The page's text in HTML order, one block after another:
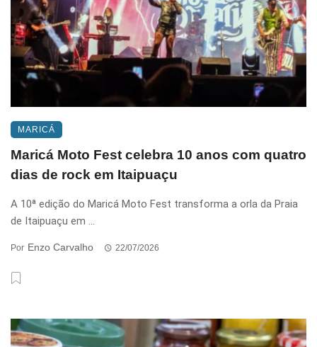
MARICÁ
Maricá Moto Fest celebra 10 anos com quatro
dias de rock em Itaipuaçu
A 10ª edição do Maricá Moto Fest transforma a orla da Praia
de Itaipuaçu em ...
Por Enzo Carvalho 22/07/2026